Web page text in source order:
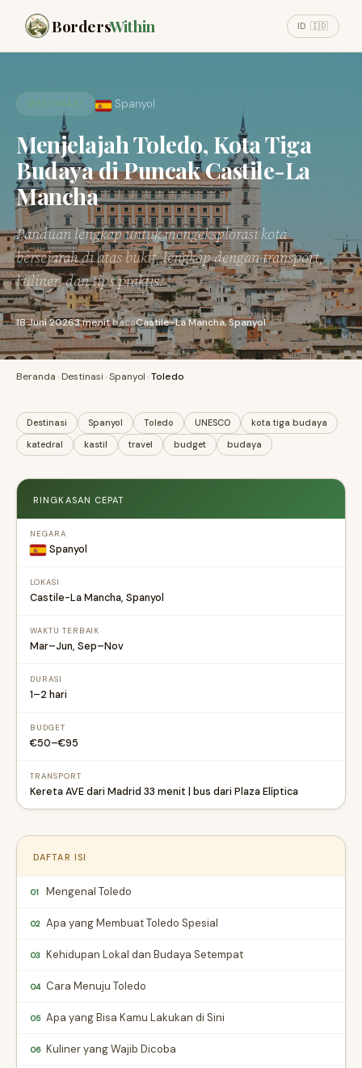
BordersWithin ID 🇮🇩
DESTINASI Spanyol
Menjelajah Toledo, Kota Tiga
Budaya di Puncak Castile-La
Mancha
Panduan lengkap untuk mengeksplorasi kota
bersejarah di atas bukit, lengkap dengan transport,
kuliner, dan tips praktis.
18 Juni 20263 menitbacaCastile-La Mancha, Spanyol
Beranda ›Destinasi ›Spanyol ›Toledo
Destinasi Spanyol Toledo UNESCO
kota tiga budaya
katedral
kastil travel budget budaya
RINGKASAN CEPAT
NEGARA
Spanyol
LOKASI
Castile-La Mancha, Spanyol
WAKTU TERBAIK
Mar–Jun, Sep–Nov
DURASI
1–2 hari
BUDGET
€50–€95
TRANSPORT
Kereta AVE dari Madrid 33 menit | bus dari Plaza Elíptica
DAFTAR ISI
01 Mengenal Toledo
02 Apa yang Membuat Toledo Spesial
03 Kehidupan Lokal dan Budaya Setempat
04 Cara Menuju Toledo
05 Apa yang Bisa Kamu Lakukan di Sini
06 Kuliner yang Wajib Dicoba